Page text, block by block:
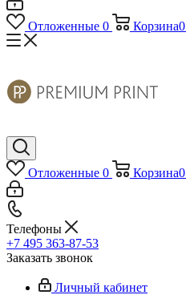
Отложенные 0 Корзина0
Отложенные 0 Корзина0
Телефоны
+7 495 363-87-53
Заказать звонок
Личный кабинет